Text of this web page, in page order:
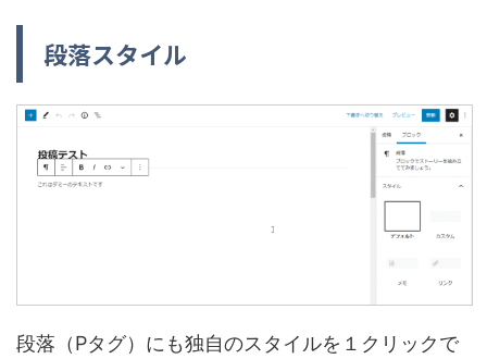
段落スタイル
段落（Pタグ）にも独自のスタイルを１クリックで